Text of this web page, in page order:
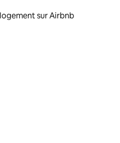
sur Airbnb